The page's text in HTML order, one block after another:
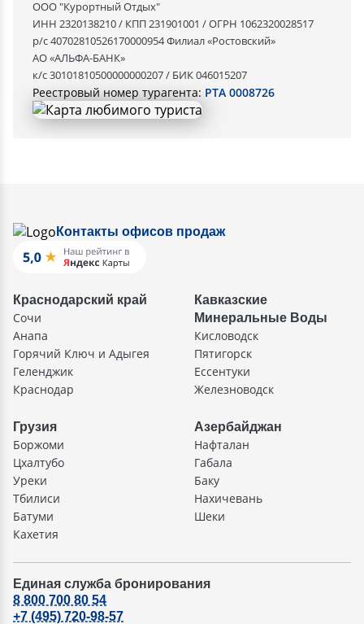
ООО "Курортный Отдых"
ИНН 2320138210 / КПП 231901001 / ОГРН 1062320028517
р/с 40702810526170000954 Филиал «Ростовский»
АО «АЛЬФА-БАНК»
к/с 30101810500000000207 / БИК 046015207
Реестровый номер турагента: РТА 0008726
Контакты офисов продаж
Краснодарский край
Сочи
Анапа
Горячий Ключ и Адыгея
Геленджик
Краснодар
Кавказские
Минеральные Воды
Кисловодск
Пятигорск
Ессентуки
Железноводск
Грузия
Боржоми
Цхалтубо
Уреки
Тбилиси
Батуми
Кахетия
Азербайджан
Нафталан
Габала
Баку
Нахичевань
Шеки
Единая служба бронирования
8 800 700 80 54
+7 (495) 720-98-57